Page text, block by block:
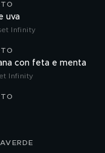
e uva
Infinity
con feta e menta
Infinity